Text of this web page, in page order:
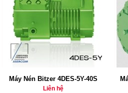
Máy Nén Bitzer 4DES-5Y-40S
Liên hệ